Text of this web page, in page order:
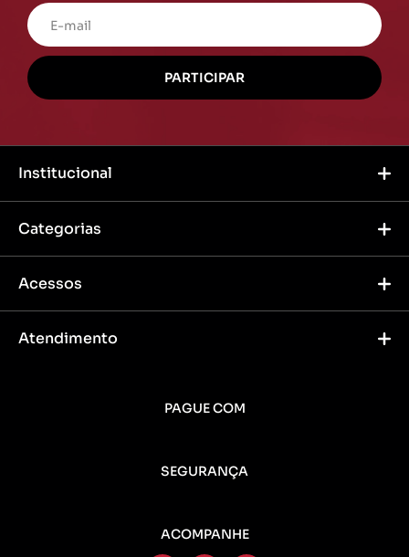
Institucional
Categorias
Acessos
Atendimento
PAGUE COM
SEGURANÇA
ACOMPANHE